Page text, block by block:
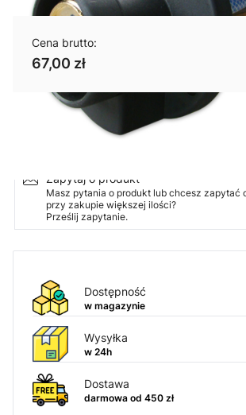
Cena brutto:
67,00 zł
Dodaj do
Zapytaj o produkt
Masz pytania o produkt lub chcesz zapytać
przy zakupie większej ilości?
Prześlij zapytanie.
Dostępność
w magazynie
Wysyłka
w 24h
Dostawa
darmowa od 450 zł